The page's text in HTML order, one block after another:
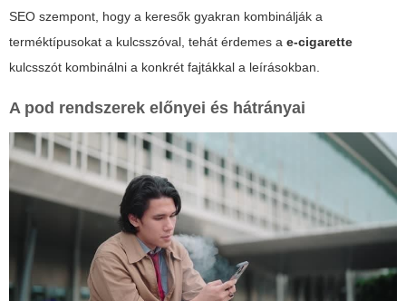
SEO szempont, hogy a keresők gyakran kombinálják a
terméktípusokat a kulcsszóval, tehát érdemes a e-cigarette
kulcsszót kombinálni a konkrét fajtákkal a leírásokban.
A pod rendszerek előnyei és hátrányai